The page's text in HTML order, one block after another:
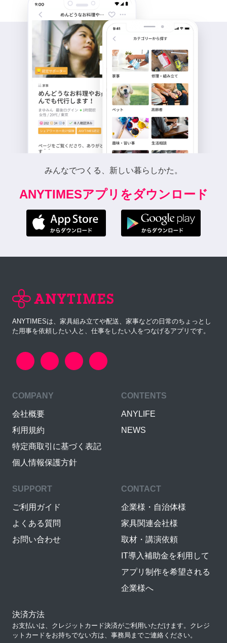
みんなでつくる、新しい暮らしかた。
ANYTIMESアプリをダウンロード
ANYTIMESは、家具組み立てや配送、家事などの日常のちょっとし
た用事を依頼したい人と、仕事をしたい人をつなげるアプリです。
COMPANY
会社概要
利用規約
特定商取引に基づく表記
個人情報保護方針
CONTENTS
ANYLIFE
NEWS
SUPPORT
ご利用ガイド
よくある質問
お問い合わせ
CONTACT
企業様・自治体様
家具関連会社様
取材・講演依頼
IT導入補助金を利用して
アプリ制作を希望される
企業様へ
決済方法
お支払いは、クレジットカード決済がご利用いただけます。クレジ
ットカードをお持ちでない方は、事務局までご連絡ください。